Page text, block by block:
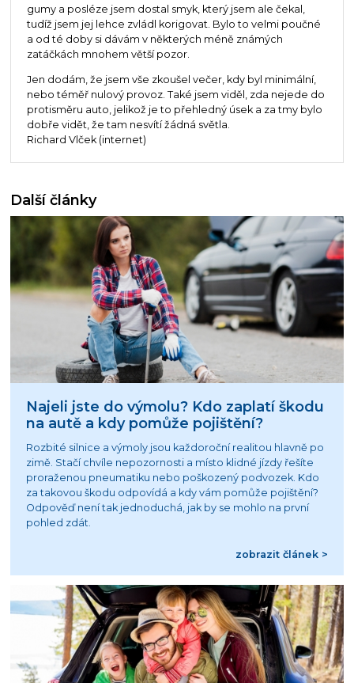
gumy a posléze jsem dostal smyk, který jsem ale čekal,
tudíž jsem jej lehce zvládl korigovat. Bylo to velmi poučné
a od té doby si dávám v některých méně známých
zatáčkách mnohem větší pozor.
Jen dodám, že jsem vše zkoušel večer, kdy byl minimální,
nebo téměř nulový provoz. Také jsem viděl, zda nejede do
protisměru auto, jelikož je to přehledný úsek a za tmy bylo
dobře vidět, že tam nesvítí žádná světla.
Richard Vlček (internet)
Další články
Najeli jste do výmolu? Kdo zaplatí škodu
na autě a kdy pomůže pojištění?
Rozbité silnice a výmoly jsou každoroční realitou hlavně po
zimě. Stačí chvíle nepozornosti a místo klidné jízdy řešíte
proraženou pneumatiku nebo poškozený podvozek. Kdo
za takovou škodu odpovídá a kdy vám pomůže pojištění?
Odpověď není tak jednoduchá, jak by se mohlo na první
pohled zdát.
zobrazit článek >